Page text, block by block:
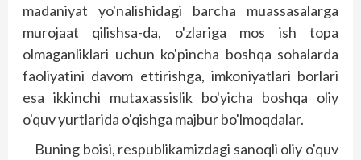
madaniyat yo'nalishidagi barcha muassasalarga
murojaat qilishsa-da, o'zlariga mos ish topa
olmaganliklari uchun ko'pincha boshqa sohalarda
faoliyatini davom ettirishga, imkoniyatlari borlari
esa ikkinchi mutaxassislik bo'yicha boshqa oliy
o'quv yurtlarida o'qishga majbur bo'lmoqdalar.
Buning boisi, respublikamizdagi sanoqli oliy o'quv